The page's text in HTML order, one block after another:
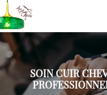
SOIN CUIR